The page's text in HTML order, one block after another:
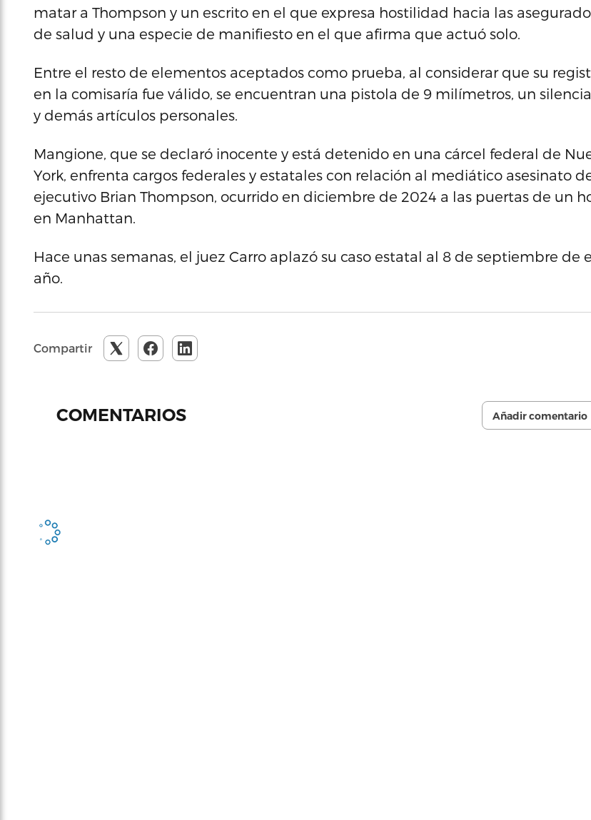
matar a Thompson y un escrito en el que expresa hostilidad hacia las
de salud y una especie de manifiesto en el que afirma que actuó solo.
Entre el resto de elementos aceptados como prueba, al considerar que su
en la comisaría fue válido, se encuentran una pistola de 9 milímetros, un
y demás artículos personales.
Mangione, que se declaró inocente y está detenido en una cárcel federal de
York, enfrenta cargos federales y estatales con relación al mediático asesinato
ejecutivo Brian Thompson, ocurrido en diciembre de 2024 a las puertas de un
en Manhattan.
Hace unas semanas, el juez Carro aplazó su caso estatal al 8 de septiembre de
año.
Compartir
COMENTARIOS Añadir comentario